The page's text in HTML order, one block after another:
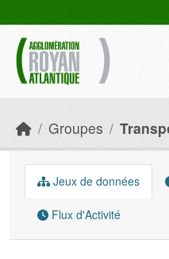
Groupes
Jeux de données
Flux d'Activité